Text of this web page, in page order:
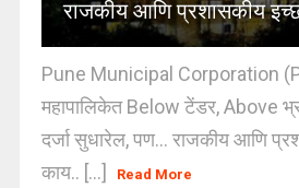
राजकीय आणि प्रशासकीय
Pune Municipal Corporation
महापालिकेत Below टेंडर, Above
दर्जा सुधारेल, पण… राजकीय आणि
काय.. [...]
Read More